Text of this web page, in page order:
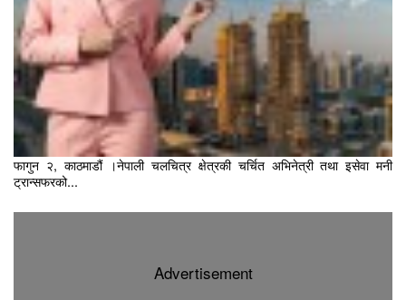
फागुन २, काठमाडौं ।नेपाली चलचित्र क्षेत्रकी चर्चित अभिनेत्री तथा इसेवा मनी
ट्रान्सफरको...
Advertisement